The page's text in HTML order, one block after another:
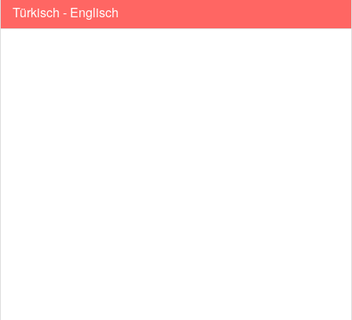
Türkisch - Englisch